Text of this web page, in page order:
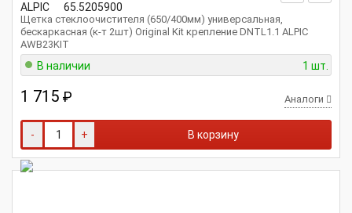
ALPIC 65.5205900
Щетка стеклоочистителя (650/400мм) универсальная,
бескаркасная (к-т 2шт) Original Kit крепление DNTL1.1 ALPIC
AWB23KIT
В наличии 1 шт.
1 715 ₽ Аналоги
- + В корзину